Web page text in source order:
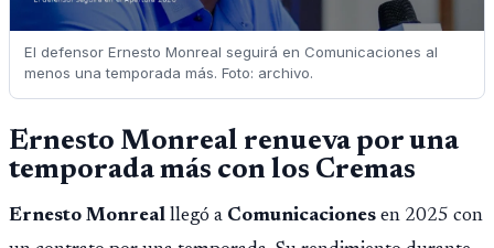
El defensor Ernesto Monreal seguirá en Comunicaciones al
menos una temporada más. Foto: archivo.
Ernesto Monreal renueva por una
temporada más con los Cremas
Ernesto Monreal llegó a Comunicaciones en 2025 con